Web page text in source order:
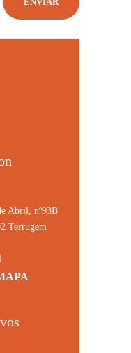
Abril, nº93B
Terrugem